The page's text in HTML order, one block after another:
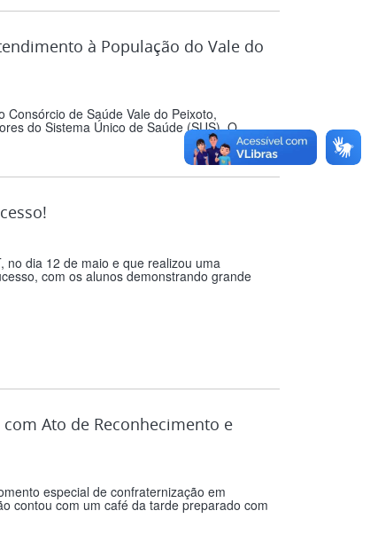
à População do Vale do
de Saúde Vale do Peixoto,
do Sistema Único de Saúde (SUS). O
no dia 12 de maio e que realizou uma
com os alunos demonstrando grande
Ato de Reconhecimento e
especial de confraternização em
contou com um café da tarde preparado com